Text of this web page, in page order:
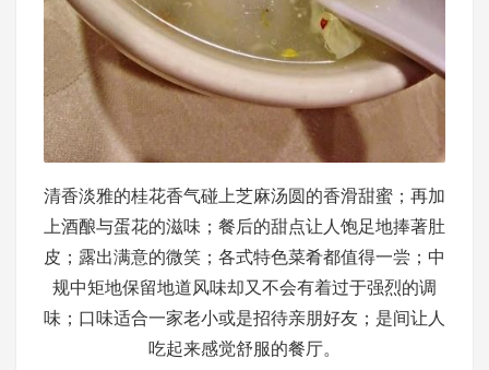
清香淡雅的桂花香气碰上芝麻汤圆的香滑甜蜜；再加
上酒酿与蛋花的滋味；餐后的甜点让人饱足地捧著肚
皮；露出满意的微笑；各式特色菜肴都值得一尝；中
规中矩地保留地道风味却又不会有着过于强烈的调
味；口味适合一家老小或是招待亲朋好友；是间让人
吃起来感觉舒服的餐厅。